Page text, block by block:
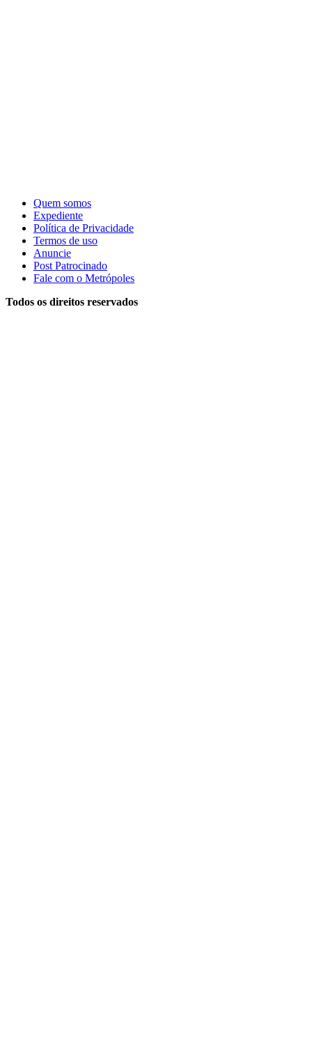
Quem somos
Expediente
Política de Privacidade
Termos de uso
Anuncie
Post Patrocinado
Fale com o Metrópoles
Todos os direitos reservados